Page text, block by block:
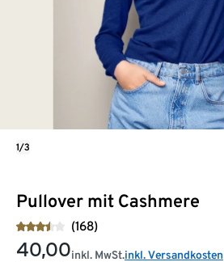
Pullover mit Cashmere
(168)
40,00inkl. MwSt.inkl. Versandkosten
1/3